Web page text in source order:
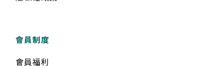
會員制度
會員福利